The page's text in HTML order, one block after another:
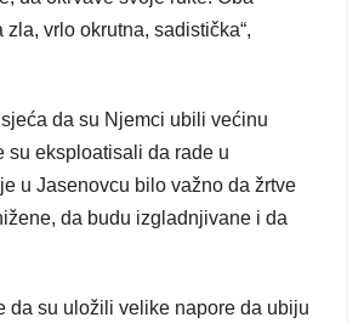
vrlo okrutna, sadistička“,
da su Njemci ubili većinu
su eksploatisali da rade u
u Jasenovcu bilo važno da žrtve
da budu izgladnjivane i da
da su uložili velike napore da ubiju